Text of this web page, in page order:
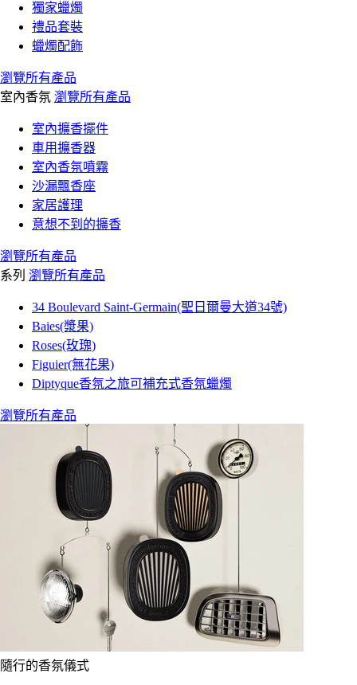
獨家蠟燭
禮品套裝
蠟燭配飾
瀏覽所有產品
室內香氛 瀏覽所有產品
室內擴香擺件
車用擴香器
室內香氛噴霧
沙漏飄香座
家居護理
意想不到的擴香
瀏覽所有產品
系列 瀏覽所有產品
34 Boulevard Saint-Germain(聖日爾曼大道34號)
Baies(漿果)
Roses(玫瑰)
Figuier(無花果)
Diptyque香氛之旅可補充式香氛蠟燭
瀏覽所有產品
隨行的香氛儀式